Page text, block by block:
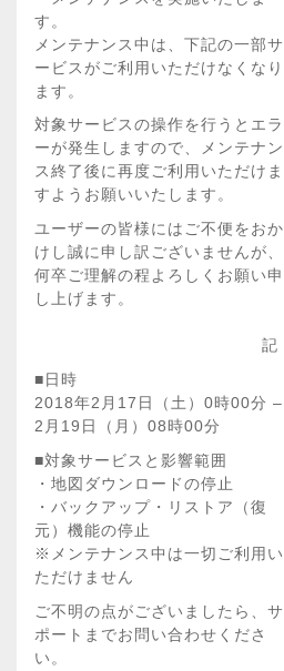
す。
メンテナンス中は、下記の一部サ
ービスがご利用いただけなくなり
ます。
対象サービスの操作を行うとエラ
ーが発生しますので、メンテナン
ス終了後に再度ご利用いただけま
すようお願いいたします。
ユーザーの皆様にはご不便をおか
けし誠に申し訳ございませんが、
何卒ご理解の程よろしくお願い申
し上げます。
記
■日時
2018年2月17日（土）0時00分 –
2月19日（月）08時00分
■対象サービスと影響範囲
・地図ダウンロードの停止
・バックアップ・リストア（復
元）機能の停止
※メンテナンス中は一切ご利用い
ただけません
ご不明の点がございましたら、サ
ポートまでお問い合わせくださ
い。